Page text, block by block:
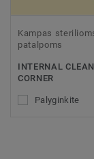
Kampas
patalpoms
INTERNAL
CORNER
Palyginkite